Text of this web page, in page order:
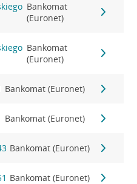
Bankomat
(Euronet)
Bankomat
(Euronet)
Bankomat (Euronet)
Bankomat (Euronet)
Bankomat (Euronet)
Bankomat (Euronet)